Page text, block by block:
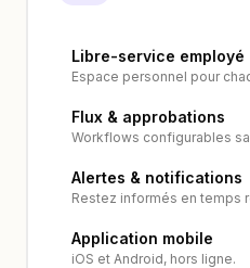
Libre-service employé
Espace personnel pour
Flux & approbations
Workflows configurables
Alertes & notifications
Restez informés en temps
Application mobile
iOS et Android, hors ligne.